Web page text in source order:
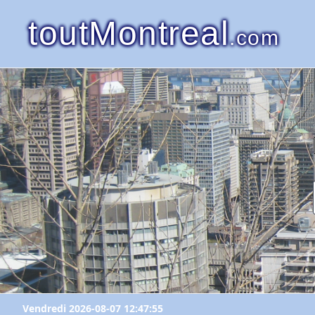
toutMontreal.com
Vendredi 2026-08-07 12:47:55